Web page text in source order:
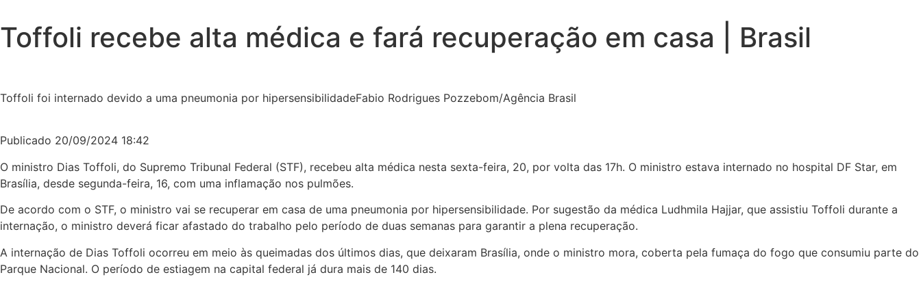
Toffoli recebe alta médica e fará recuperação em casa | Brasil
Toffoli foi internado devido a uma pneumonia por hipersensibilidadeFabio Rodrigues Pozzebom/Agência Brasil
Publicado 20/09/2024 18:42
O ministro Dias Toffoli, do Supremo Tribunal Federal (STF), recebeu alta médica nesta sexta-feira, 20, por volta das 17h. O ministro estava internado no hospital DF Star, em
Brasília, desde segunda-feira, 16, com uma inflamação nos pulmões.
De acordo com o STF, o ministro vai se recuperar em casa de uma pneumonia por hipersensibilidade. Por sugestão da médica Ludhmila Hajjar, que assistiu Toffoli durante a
internação, o ministro deverá ficar afastado do trabalho pelo período de duas semanas para garantir a plena recuperação.
A internação de Dias Toffoli ocorreu em meio às queimadas dos últimos dias, que deixaram Brasília, onde o ministro mora, coberta pela fumaça do fogo que consumiu parte do
Parque Nacional. O período de estiagem na capital federal já dura mais de 140 dias.